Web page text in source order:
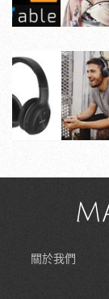
關於我們